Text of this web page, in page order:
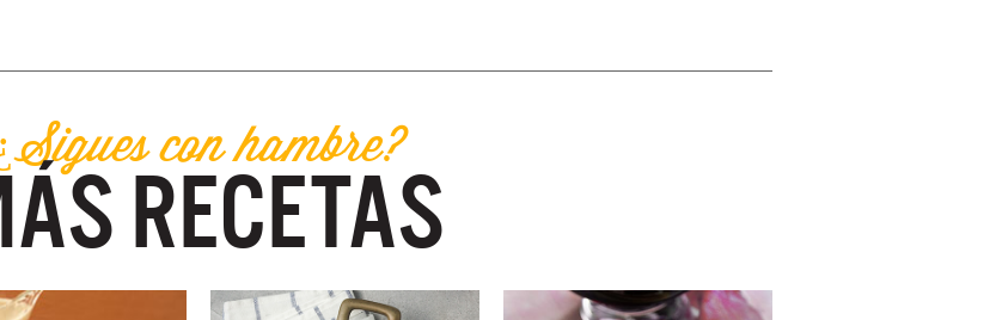
con hambre?
RECETAS